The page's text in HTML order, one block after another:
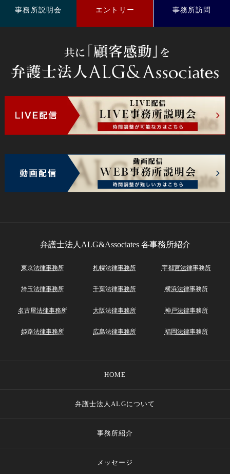
弁護士法人ALG&Associates 各事務所紹介
東京法律事務所 札幌法律事務所 宇都宮法律事務所
埼玉法律事務所 千葉法律事務所 横浜法律事務所
名古屋法律事務所 大阪法律事務所 神戸法律事務所
姫路法律事務所 広島法律事務所 福岡法律事務所
HOME
弁護士法人ALGについて
事務所紹介
メッセージ